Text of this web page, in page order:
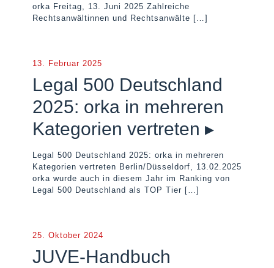
orka Freitag, 13. Juni 2025 Zahlreiche
Rechtsanwältinnen und Rechtsanwälte […]
13. Februar 2025
Legal 500 Deutschland
2025: orka in mehreren
Kategorien vertreten ▸
Legal 500 Deutschland 2025: orka in mehreren
Kategorien vertreten Berlin/Düsseldorf, 13.02.2025
orka wurde auch in diesem Jahr im Ranking von
Legal 500 Deutschland als TOP Tier […]
25. Oktober 2024
JUVE-Handbuch